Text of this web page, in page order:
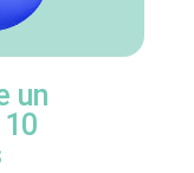
un